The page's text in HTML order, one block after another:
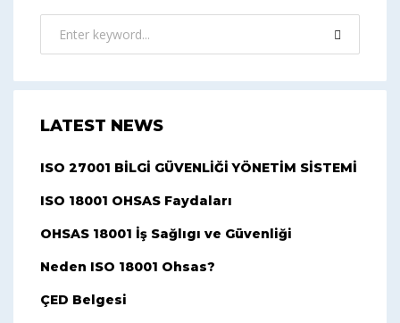
LATEST NEWS
ISO 27001 BİLGİ GÜVENLİĞİ YÖNETİM SİSTEMİ
ISO 18001 OHSAS Faydaları
OHSAS 18001 İş Sağlıgı ve Güvenliği
Neden ISO 18001 Ohsas?
ÇED Belgesi